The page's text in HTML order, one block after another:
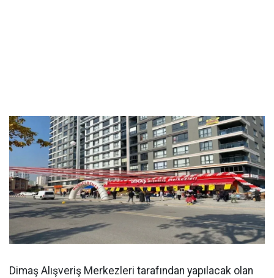
Dimaş Alışveriş Merkezleri tarafından yapılacak olan